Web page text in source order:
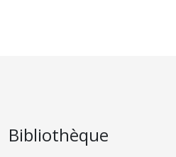
Bibliothèque